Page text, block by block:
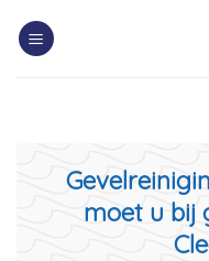
moet u bij